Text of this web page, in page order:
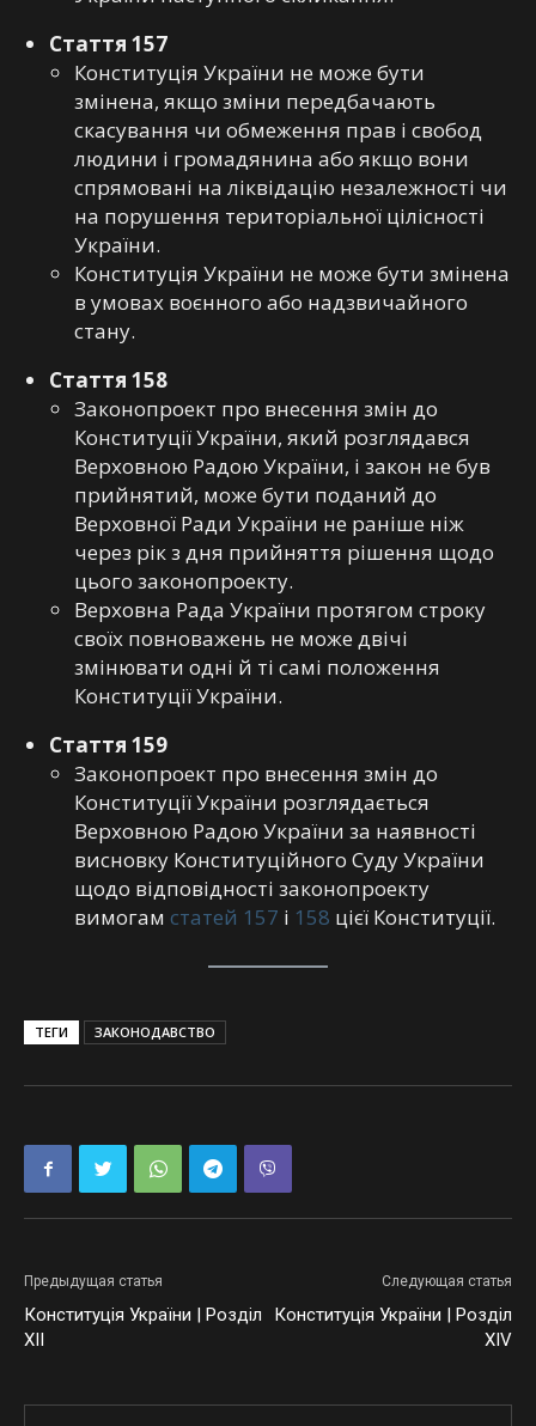
Стаття 157
Конституція України не може бути
змінена, якщо зміни передбачають
скасування чи обмеження прав і свобод
людини і громадянина або якщо вони
спрямовані на ліквідацію незалежності чи
на порушення територіальної цілісності
України.
Конституція України не може бути змінена
в умовах воєнного або надзвичайного
стану.
Стаття 158
Законопроект про внесення змін до
Конституції України, який розглядався
Верховною Радою України, і закон не був
прийнятий, може бути поданий до
Верховної Ради України не раніше ніж
через рік з дня прийняття рішення щодо
цього законопроекту.
Верховна Рада України протягом строку
своїх повноважень не може двічі
змінювати одні й ті самі положення
Конституції України.
Стаття 159
Законопроект про внесення змін до
Конституції України розглядається
Верховною Радою України за наявності
висновку Конституційного Суду України
щодо відповідності законопроекту
вимогам статей 157 і 158 цієї Конституції.
ТЕГИ ЗАКОНОДАВСТВО
Предыдущая статья
Конституція України | Розділ
ХII
Следующая статья
Конституція України | Розділ
ХIV